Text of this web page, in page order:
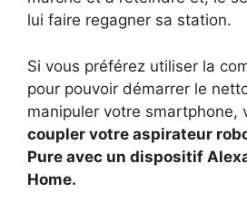
lui faire regagner sa station.
Si vous préférez utiliser la
pour pouvoir démarrer le
manipuler votre smartphone,
coupler votre aspirateur
Pure avec un dispositif
Home.